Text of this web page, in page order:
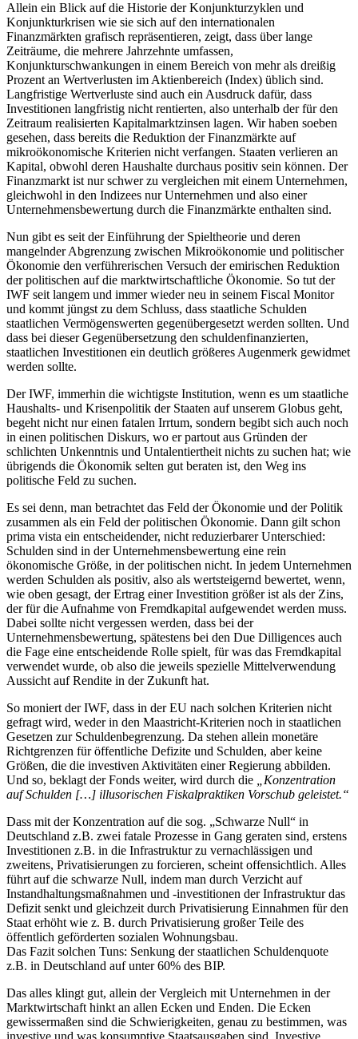
Allein ein Blick auf die Historie der Konjunkturzyklen und
Konjunkturkrisen wie sie sich auf den internationalen
Finanzmärkten grafisch repräsentieren, zeigt, dass über lange
Zeiträume, die mehrere Jahrzehnte umfassen,
Konjunkturschwankungen in einem Bereich von mehr als dreißig
Prozent an Wertverlusten im Aktienbereich (Index) üblich sind.
Langfristige Wertverluste sind auch ein Ausdruck dafür, dass
Investitionen langfristig nicht rentierten, also unterhalb der für den
Zeitraum realisierten Kapitalmarktzinsen lagen. Wir haben soeben
gesehen, dass bereits die Reduktion der Finanzmärkte auf
mikroökonomische Kriterien nicht verfangen. Staaten verlieren an
Kapital, obwohl deren Haushalte durchaus positiv sein können. Der
Finanzmarkt ist nur schwer zu vergleichen mit einem Unternehmen,
gleichwohl in den Indizees nur Unternehmen und also einer
Unternehmensbewertung durch die Finanzmärkte enthalten sind.
Nun gibt es seit der Einführung der Spieltheorie und deren
mangelnder Abgrenzung zwischen Mikroökonomie und politischer
Ökonomie den verführerischen Versuch der emirischen Reduktion
der politischen auf die marktwirtschaftliche Ökonomie. So tut der
IWF seit langem und immer wieder neu in seinem Fiscal Monitor
und kommt jüngst zu dem Schluss, dass staatliche Schulden
staatlichen Vermögenswerten gegenübergesetzt werden sollten. Und
dass bei dieser Gegenübersetzung den schuldenfinanzierten,
staatlichen Investitionen ein deutlich größeres Augenmerk gewidmet
werden sollte.
Der IWF, immerhin die wichtigste Institution, wenn es um staatliche
Haushalts- und Krisenpolitik der Staaten auf unserem Globus geht,
begeht nicht nur einen fatalen Irrtum, sondern begibt sich auch noch
in einen politischen Diskurs, wo er partout aus Gründen der
schlichten Unkenntnis und Untalentiertheit nichts zu suchen hat; wie
übrigends die Ökonomik selten gut beraten ist, den Weg ins
politische Feld zu suchen.
Es sei denn, man betrachtet das Feld der Ökonomie und der Politik
zusammen als ein Feld der politischen Ökonomie. Dann gilt schon
prima vista ein entscheidender, nicht reduzierbarer Unterschied:
Schulden sind in der Unternehmensbewertung eine rein
ökonomische Größe, in der politischen nicht. In jedem Unternehmen
werden Schulden als positiv, also als wertsteigernd bewertet, wenn,
wie oben gesagt, der Ertrag einer Investition größer ist als der Zins,
der für die Aufnahme von Fremdkapital aufgewendet werden muss.
Dabei sollte nicht vergessen werden, dass bei der
Unternehmensbewertung, spätestens bei den Due Dilligences auch
die Fage eine entscheidende Rolle spielt, für was das Fremdkapital
verwendet wurde, ob also die jeweils spezielle Mittelverwendung
Aussicht auf Rendite in der Zukunft hat.
So moniert der IWF, dass in der EU nach solchen Kriterien nicht
gefragt wird, weder in den Maastricht-Kriterien noch in staatlichen
Gesetzen zur Schuldenbegrenzung. Da stehen allein monetäre
Richtgrenzen für öffentliche Defizite und Schulden, aber keine
Größen, die die investiven Aktivitäten einer Regierung abbilden.
Und so, beklagt der Fonds weiter, wird durch die
„Konzentration
auf Schulden […] illusorischen Fiskalpraktiken Vorschub geleistet.“
Dass mit der Konzentration auf die sog. „Schwarze Null“ in
Deutschland z.B. zwei fatale Prozesse in Gang geraten sind, erstens
Investitionen z.B. in die Infrastruktur zu vernachlässigen und
zweitens, Privatisierungen zu forcieren, scheint offensichtlich. Alles
führt auf die schwarze Null, indem man durch Verzicht auf
Instandhaltungsmaßnahmen und -investitionen der Infrastruktur das
Defizit senkt und gleichzeit durch Privatisierung Einnahmen für den
Staat erhöht wie z. B. durch Privatisierung großer Teile des
öffentlich geförderten sozialen Wohnungsbau.
Das Fazit solchen Tuns: Senkung der staatlichen Schuldenquote
z.B. in Deutschland auf unter 60% des BIP.
Das alles klingt gut, allein der Vergleich mit Unternehmen in der
Marktwirtschaft hinkt an allen Ecken und Enden. Die Ecken
gewissermaßen sind die Schwierigkeiten, genau zu bestimmen, was